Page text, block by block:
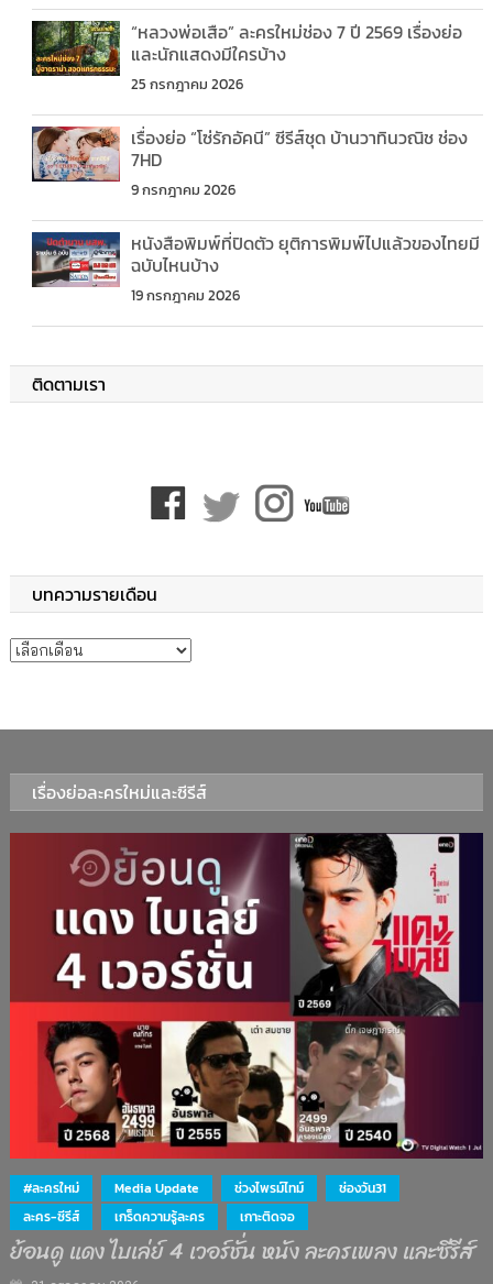
“หลวงพ่อเสือ” ละครใหม่ช่อง 7 ปี 2569 เรื่องย่อ
และนักแสดงมีใครบ้าง
25 กรกฎาคม 2026
เรื่องย่อ “โซ่รักอัคนี” ซีรีส์ชุด บ้านวาทินวณิช ช่อง
7HD
9 กรกฎาคม 2026
หนังสือพิมพ์ที่ปิดตัว ยุติการพิมพ์ไปแล้วของไทยมี
ฉบับไหนบ้าง
19 กรกฎาคม 2026
ติดตามเรา
บทความรายเดือน
บทความรายเดือน
เรื่องย่อละครใหม่และซีรีส์
#ละครใหม่ Media Update ช่วงไพรม์ไทม์
ช่องวัน31
ละคร-ซีรีส์
เกร็ดความรู้ละคร เกาะติดจอ
ย้อนดู แดง ไบเล่ย์ 4 เวอร์ชั่น หนัง ละครเพลง และซีรีส์